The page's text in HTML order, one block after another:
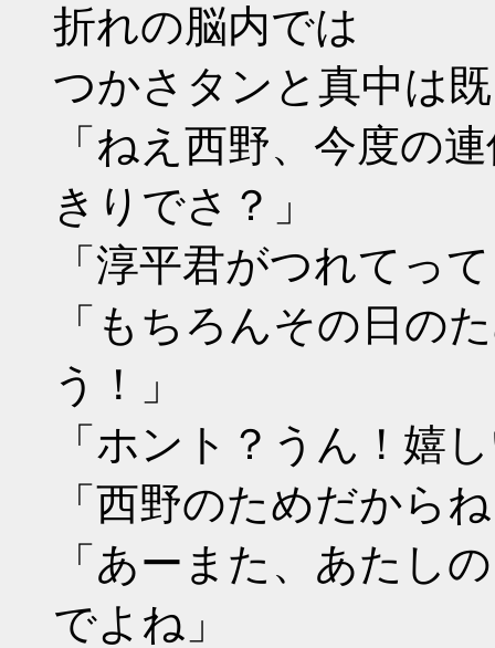
折れの脳内では
つかさタンと真中は
「ねえ西野、今度の
きりでさ？」
「淳平君がつれてっ
「もちろんその日の
う！」
「ホント？うん！嬉
「西野のためだから
「あーまた、あたし
でよね」